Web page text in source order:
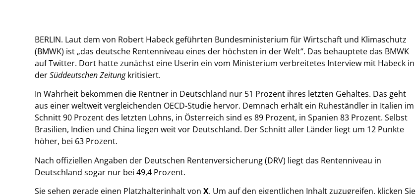
BERLIN. Laut dem von Robert Habeck geführten Bundesministerium für Wirtschaft und Klimaschutz
(BMWK) ist „das deutsche Rentenniveau eines der höchsten in der Welt“. Das behauptete das BMWK
auf Twitter. Dort hatte zunächst eine Userin ein vom Ministerium verbreitetes Interview mit Habeck in
derSüddeutschen Zeitungkritisiert.
In Wahrheit bekommen die Rentner in Deutschland nur 51 Prozent ihres letzten Gehaltes. Das geht
aus einer weltweit vergleichenden OECD-Studie hervor. Demnach erhält ein Ruheständler in Italien im
Schnitt 90 Prozent des letzten Lohns, in Österreich sind es 89 Prozent, in Spanien 83 Prozent. Selbst
Brasilien, Indien und China liegen weit vor Deutschland. Der Schnitt aller Länder liegt um 12 Punkte
höher, bei 63 Prozent.
Nach offiziellen Angaben der Deutschen Rentenversicherung (DRV) liegt das Rentenniveau in
Deutschland sogar nur bei 49,4 Prozent.
Sie sehen gerade einen Platzhalterinhalt von X. Um auf den eigentlichen Inhalt zuzugreifen, klicken Sie